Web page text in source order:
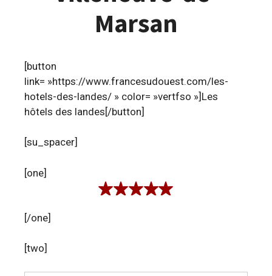
Marsan
[button
link= »https://www.francesudouest.com/les-
hotels-des-landes/ » color= »vertfso »]Les
hôtels des landes[/button]
[su_spacer]
[one]
[/one]
[two]